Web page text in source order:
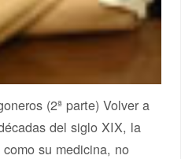
(2ª parte) Volver a
del siglo XIX, la
su medicina, no